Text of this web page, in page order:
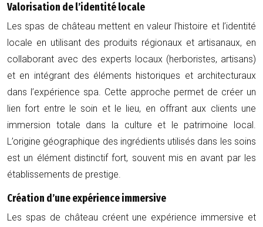
Valorisation de l’identité locale
Les spas de château mettent en valeur l’histoire et l’identité
locale en utilisant des produits régionaux et artisanaux, en
collaborant avec des experts locaux (herboristes, artisans)
et en intégrant des éléments historiques et architecturaux
dans l’expérience spa. Cette approche permet de créer un
lien fort entre le soin et le lieu, en offrant aux clients une
immersion totale dans la culture et le patrimoine local.
L’origine géographique des ingrédients utilisés dans les soins
est un élément distinctif fort, souvent mis en avant par les
établissements de prestige.
Création d’une expérience immersive
Les spas de château créent une expérience immersive et